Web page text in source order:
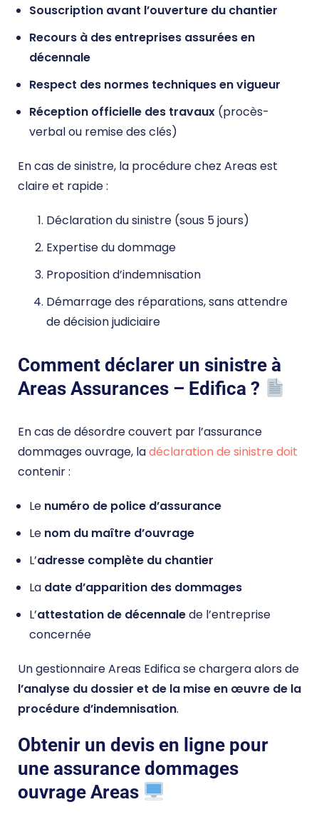
Souscription avant l’ouverture du chantier
Recours à des entreprises assurées en
décennale
Respect des normes techniques en vigueur
Réception officielle des travaux (procès-
verbal ou remise des clés)
En cas de sinistre, la procédure chez Areas est
claire et rapide :
Déclaration du sinistre (sous 5 jours)
Expertise du dommage
Proposition d’indemnisation
Démarrage des réparations, sans attendre
de décision judiciaire
Comment déclarer un sinistre à
Areas Assurances – Edifica ?
En cas de désordre couvert par l’assurance
dommages ouvrage, ladéclaration de sinistre doit
contenir :
Le numéro de police d’assurance
Le nom du maître d’ouvrage
L’adresse complète du chantier
La date d’apparition des dommages
L’attestation de décennalede l’entreprise
concernée
Un gestionnaire Areas Edifica se chargera alors de
l’analyse du dossier et de la mise en œuvre de la
procédure d’indemnisation.
Obtenir un devis en ligne pour
une assurance dommages
ouvrage Areas